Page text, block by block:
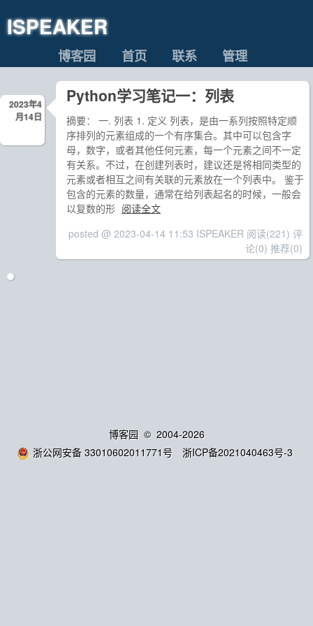
ISPEAKER
博客园 首页 联系 管理
2023年4
月14日
Python学习笔记一：列表
摘要： 一. 列表 1. 定义 列表，是由一系列按照特定顺
序排列的元素组成的一个有序集合。其中可以包含字
母，数字，或者其他任何元素，每一个元素之间不一定
有关系。不过，在创建列表时，建议还是将相同类型的
元素或者相互之间有关联的元素放在一个列表中。 鉴于
包含的元素的数量，通常在给列表起名的时候，一般会
以复数的形 阅读全文
posted @ 2023-04-14 11:53 ISPEAKER 阅读(221) 评
论(0) 推荐(0)
博客园 © 2004-2026
浙公网安备 33010602011771号
浙ICP备2021040463号-3